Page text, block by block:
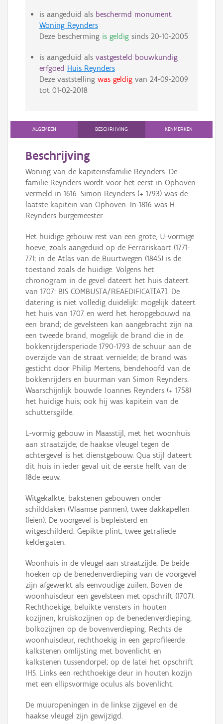
is aangeduid als beschermd monument
Woning Reynders
Deze bescherming is geldigsinds 20-10-2005
is aangeduid als vastgesteld bouwkundig
erfgoed Huis Reynders
Deze vaststelling was geldigvan 24-09-2009
tot 01-02-2018
ALGEMEEN BESCHRIJVING KENMERKEN
Beschrijving
Woning van de kapiteinsfamilie Reynders. De
familie Reynders wordt voor het eerst in Ophoven
vermeld in 1616. Simon Reynders (+ 1793) was de
laatste kapitein van Ophoven. In 1816 was H.
Reynders burgemeester.
Het huidige gebouw rest van een grote, U-vormige
hoeve, zoals aangeduid op de Ferrariskaart (1771-
77); in de Atlas van de Buurtwegen (1845) is de
toestand zoals de huidige. Volgens het
chronogram in de gevel dateert het huis dateert
van 1707: BIS COMBUSTA/REAEDIFICAT[A?]. De
datering is niet volledig duidelijk: mogelijk dateert
het huis van 1707 en werd het heropgebouwd na
een brand; de gevelsteen kan aangebracht zijn na
een tweede brand, mogelijk de brand die in de
bokkenrijdersperiode 1790-1793 de schuur aan de
overzijde van de straat vernielde; de brand was
gesticht door Philip Mertens, bendehoofd van de
bokkenrijders en buurman van Simon Reynders.
Waarschijnlijk bouwde Joannes Reynders (+ 1758)
het huidige huis; ook hij was kapitein van de
schuttersgilde.
L-vormig gebouw in Maasstijl, met het woonhuis
aan straatzijde; de haakse vleugel tegen de
achtergevel is het dienstgebouw. Qua stijl dateert
dit huis in ieder geval uit de eerste helft van de
18de eeuw.
Witgekalkte, bakstenen gebouwen onder
schilddaken (Vlaamse pannen); twee dakkapellen
(leien). De voorgevel is bepleisterd en
witgeschilderd. Gepikte plint; twee getraliede
keldergaten.
Woonhuis in de vleugel aan straatzijde. De beide
hoeken op de benedenverdieping van de voorgevel
zijn afgewerkt als eenvoudige zuilen. Boven de
woonhuisdeur een gevelsteen met opschrift (1707).
Rechthoekige, beluikte vensters in houten
kozijnen, kruiskozijnen op de benedenverdieping,
bolkozijnen op de bovenverdieping. Rechts de
woonhuisdeur, rechthoekig in een geprofileerde
kalkstenen omlijsting met bovenlicht en
kalkstenen tussendorpel; op de latei het opschrift
IHS. Links een rechthoekige deur in houten kozijn
met een ellipsvormige oculus als bovenlicht.
De muuropeningen in de linkse zijgevel en de
haakse vleugel zijn gewijzigd.